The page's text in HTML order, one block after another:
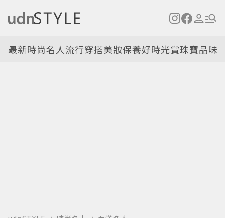
最新時尚名人流行穿搭美妝保養好時光賞珠寶品味